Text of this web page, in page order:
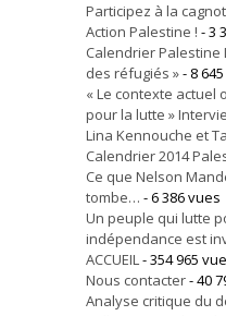
Participez à la
Action Palestine ! - 3
Calendrier Palestine
des réfugiés »- 8
« Le contexte
pour la lutte »
Lina Kennouche et
Calendrier 2014
Ce que Nelson
tombe… - 6 386 vues
Un peuple qui lutte
indépendance est
ACCUEIL- 354 965
Nous contacter- 40
Analyse critique du